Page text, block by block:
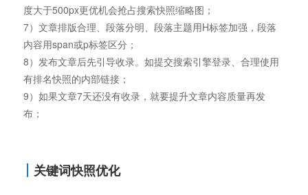
度大于500px更优机会抢占搜索快照缩略图；
7）文章排版合理、段落分明、段落主题用H标签加强，段落
内容用span或p标签区分；
8）发布文章后先引导收录。如提交搜索引擎登录、合理使用
有排名快照的内部链接；
9）如果文章7天还没有收录，就要提升文章内容质量再发
布；
关键词快照优化